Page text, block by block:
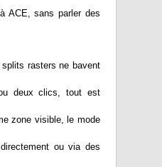
ACE, sans parler des
rasters ne bavent
deux clics, tout est
zone visible, le mode
ou via des